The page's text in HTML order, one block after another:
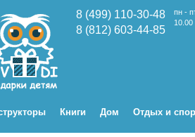
8 (499) 110-30-48
пн -
10.00
8 (812) 603-44-85
Книги Дом Отдых и